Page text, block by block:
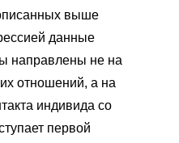
выше
данные
направлены не на
отношений, а на
индивида со
первой